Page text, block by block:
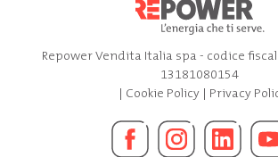
Repower Vendita Italia spa - codice
13181080154
| Cookie Policy| Privacy